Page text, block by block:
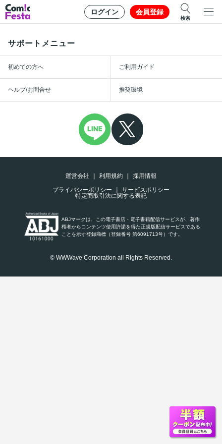
ログイン 会員登録
検索
サポートメニュー
初めての方へ ご利用ガイド
ヘルプ/お問合せ 推奨環境
運営会社 利用規約
採用情報
プライバシーポリシー
サービスポリシー
特定商取引法に関する表記
ABJマークは、この電子書店・電子書籍配信サービスが、著作
権者からコンテンツ使用許諾を得た正規版配信サービスである
ことを示す登録商標（登録番号 第6091713号）です。
© WWWave Corporation all Rights Reserved.